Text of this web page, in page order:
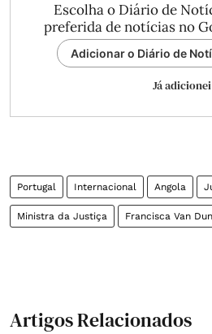
Escolha o Diário de
preferida de notícias no
Adicionar o Diário de
Já adicionei
Portugal Internacional Angola
Ministra da Justiça Francisca Van
Artigos Relacionados